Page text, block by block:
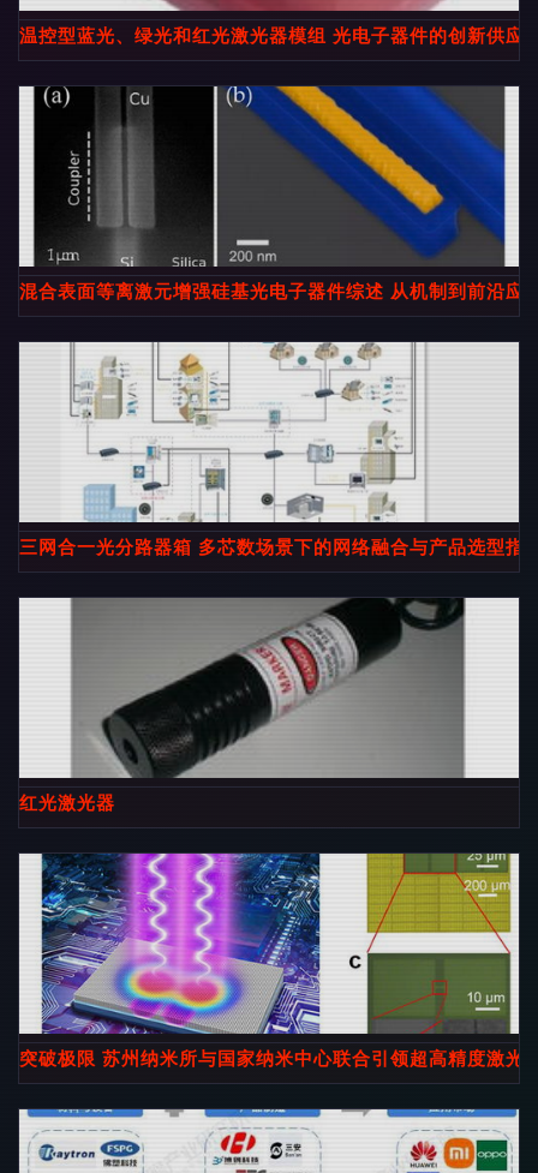
温控型蓝光、绿光和红光激光器模组 光电子器件的创新供应
混合表面等离激元增强硅基光电子器件综述 从机制到前沿应
三网合一光分路器箱 多芯数场景下的网络融合与产品选型指
红光激光器
突破极限 苏州纳米所与国家纳米中心联合引领超高精度激光